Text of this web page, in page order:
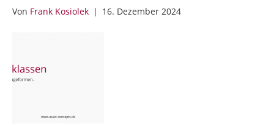
Von Frank Kosiolek | 16. Dezember 2024